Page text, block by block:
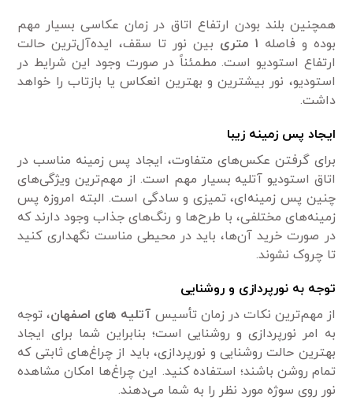
همچنین بلند بودن ارتفاع اتاق در زمان عکاسی بسیار مهم
بوده و فاصله ۱ متری
بین نور تا سقف، ‌ایده‌آل‌ترین حالت
ارتفاع استودیو است. مطمئناً در صورت وجود این شرایط در
استودیو، نور بیشترین و بهترین انعکاس یا بازتاب را خواهد
داشت.
ایجاد پس زمینه زیبا
برای گرفتن عکس‌های متفاوت، ایجاد پس زمینه مناسب در
اتاق استودیو آتلیه بسیار مهم است. از مهم‌ترین ویژگی‌های
چنین پس زمینه‌ای، تمیزی و سادگی است. البته امروزه پس
زمینه‌های مختلفی، با طرح‌ها و رنگ‌های جذاب وجود دارند که
در صورت خرید آن‌ها، باید در محیطی مناست نگهداری کنید
تا چروک نشوند.
توجه به نورپردازی و روشنایی
از مهم‌ترین نکات در زمان تأسیس آتلیه های اصفهان، توجه
به امر نورپردازی و روشنایی است؛ بنابراین شما برای ایجاد
بهترین حالت روشنایی و نورپردازی، باید از چراغ‌های ثابتی که
تمام روشن باشند؛ استفاده کنید. این چراغ‌ها امکان مشاهده
نور روی سوژه مورد نظر را به شما می‌دهند.